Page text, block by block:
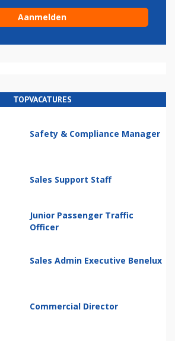
TOPVACATURES
Safety & Compliance Manager
Sales Support Staff
Junior Passenger Traffic
Officer
Sales Admin Executive Benelux
Commercial Director